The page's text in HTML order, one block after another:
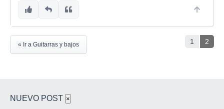
1 2
« Ir a Guitarras y bajos
NUEVO POST ×